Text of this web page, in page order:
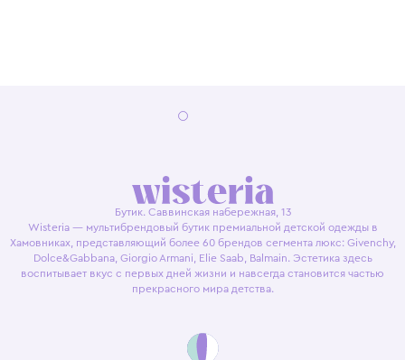
Бутик. Саввинская набережная, 13
Wisteria — мультибрендовый бутик премиальной детской одежды в
Хамовниках, представляющий более 60 брендов сегмента люкс: Givenchy,
Dolce&Gabbana, Giorgio Armani, Elie Saab, Balmain. Эстетика здесь
воспитывает вкус с первых дней жизни и навсегда становится частью
прекрасного мира детства.